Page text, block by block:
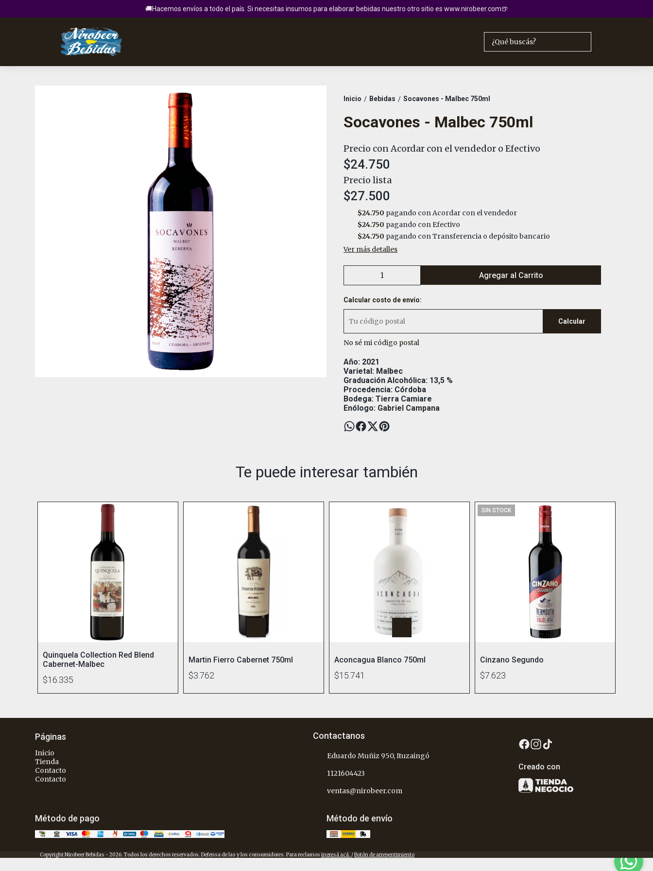
🚚Hacemos envíos a todo el país. Si necesitas insumos para elaborar bebidas nuestro otro sitio es www.nirobeer.com🍺
Inicio / Bebidas / Socavones - Malbec 750ml
Socavones - Malbec 750ml
Precio con Acordar con el vendedor o Efectivo
$24.750
Precio lista
$27.500
$24.750 pagando con Acordar con el vendedor
$24.750 pagando con Efectivo
$24.750 pagando con Transferencia o depósito bancario
Ver más detalles
Agregar al Carrito
Calcular costo de envío:
Calcular
No sé mi código postal
Año: 2021
Varietal: Malbec
Graduación Alcohólica: 13,5 %
Procedencia: Córdoba
Bodega: Tierra Camiare
Enólogo: Gabriel Campana
Te puede interesar también
Quinquela Collection Red Blend
Cabernet-Malbec
$16.335
Martin Fierro Cabernet 750ml
$3.762
Aconcagua Blanco 750ml
$15.741
SIN STOCK
Cinzano Segundo
$7.623
Páginas
Inicio
Tienda
Contacto
Contacto
Contactanos
Eduardo Muñiz 950, Ituzaingó
1121604423
ventas@nirobeer.com
Creado con
Método de pago Método de envío
Copyright Nirobeer Bebidas - 2026. Todos los derechos reservados. Defensa de las y los consumidores. Para reclamos ingresá acá. /Botón de arrepentimiento